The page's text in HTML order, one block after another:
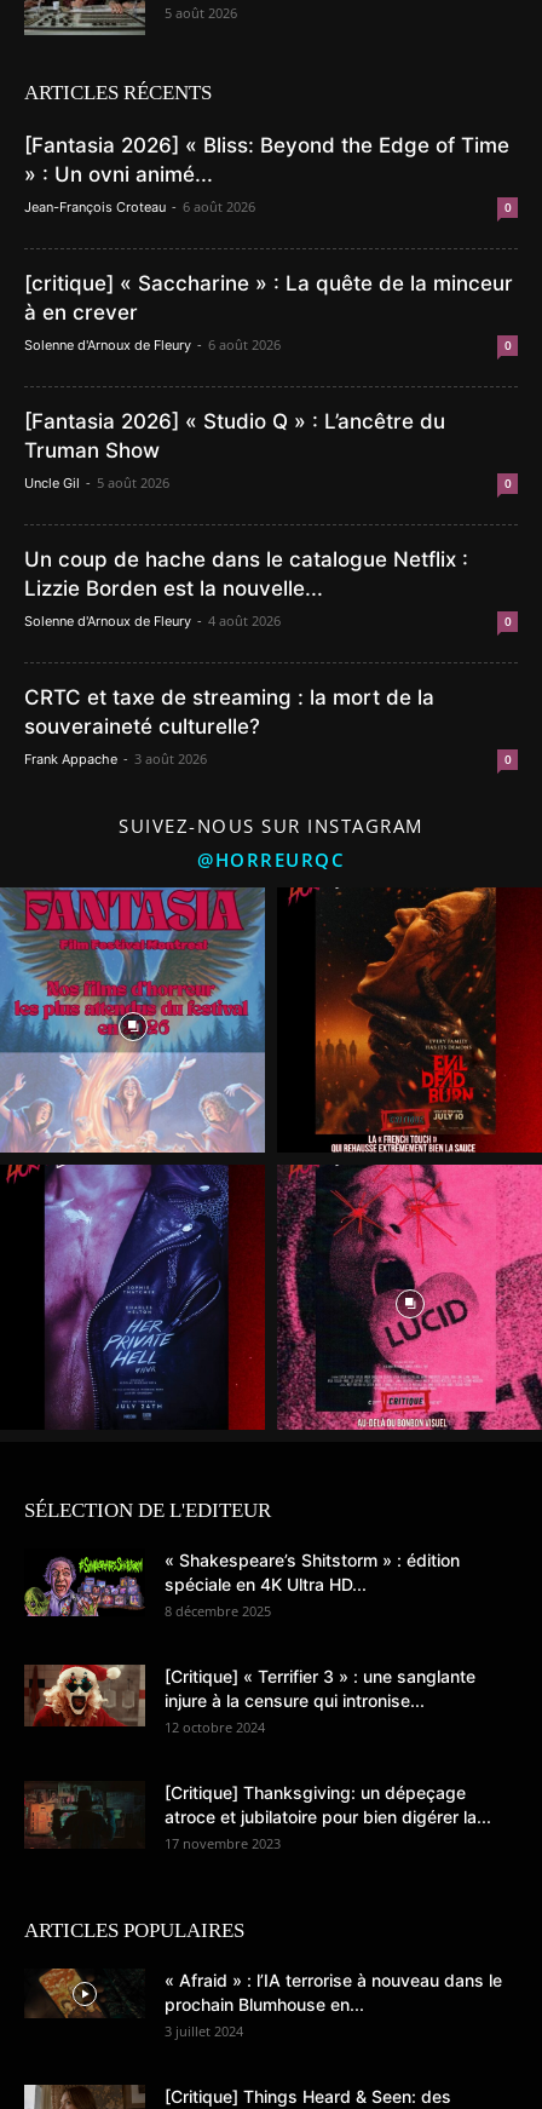
5 août 2026
ARTICLES RÉCENTS
[Fantasia 2026] « Bliss: Beyond the Edge of Time
» : Un ovni animé...
Jean-François Croteau - 6 août 2026 0
[critique] « Saccharine » : La quête de la minceur
à en crever
Solenne d'Arnoux de Fleury - 6 août 2026 0
[Fantasia 2026] « Studio Q » : L’ancêtre du
Truman Show
Uncle Gil - 5 août 2026 0
Un coup de hache dans le catalogue Netflix :
Lizzie Borden est la nouvelle...
Solenne d'Arnoux de Fleury - 4 août 2026 0
CRTC et taxe de streaming : la mort de la
souveraineté culturelle?
Frank Appache - 3 août 2026 0
SUIVEZ-NOUS SUR INSTAGRAM
@HORREURQC
SÉLECTION DE L'EDITEUR
« Shakespeare’s Shitstorm » : édition
spéciale en 4K Ultra HD...
8 décembre 2025
[Critique] « Terrifier 3 » : une sanglante
injure à la censure qui intronise...
12 octobre 2024
[Critique] Thanksgiving: un dépeçage
atroce et jubilatoire pour bien digérer la...
17 novembre 2023
ARTICLES POPULAIRES
« Afraid » : l’IA terrorise à nouveau dans le
prochain Blumhouse en...
3 juillet 2024
[Critique] Things Heard & Seen: des